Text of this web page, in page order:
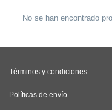
No se han encontrado
Términos y condiciones
Políticas de envío